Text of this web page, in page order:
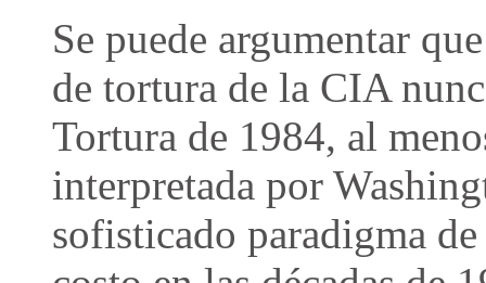
Se puede argumentar
de tortura de la CIA
Tortura de 1984, al
interpretada por
sofisticado paradigma